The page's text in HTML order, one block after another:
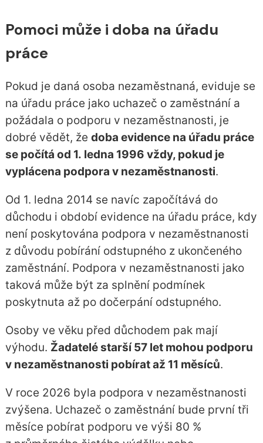
Pomoci může i doba na úřadu
práce
Pokud je daná osoba nezaměstnaná, eviduje se
na úřadu práce jako uchazeč o zaměstnání a
požádala o podporu v nezaměstnanosti, je
dobré vědět, že doba evidence na úřadu práce
se počítá od 1. ledna 1996 vždy, pokud je
vyplácena podpora v nezaměstnanosti.
Od 1. ledna 2014 se navíc započítává do
důchodu i období evidence na úřadu práce, kdy
není poskytována podpora v nezaměstnanosti
z důvodu pobírání odstupného z ukončeného
zaměstnání. Podpora v nezaměstnanosti jako
taková může být za splnění podmínek
poskytnuta až po dočerpání odstupného.
Osoby ve věku před důchodem pak mají
výhodu. Žadatelé starší 57 let mohou podporu
v nezaměstnanosti pobírat až 11 měsíců.
V roce 2026 byla podpora v nezaměstnanosti
zvýšena. Uchazeč o zaměstnání bude první tři
měsíce pobírat podporu ve výši 80 %